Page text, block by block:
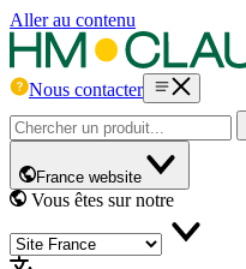
Aller au contenu
Nous contacter
France website
Vous êtes sur notre